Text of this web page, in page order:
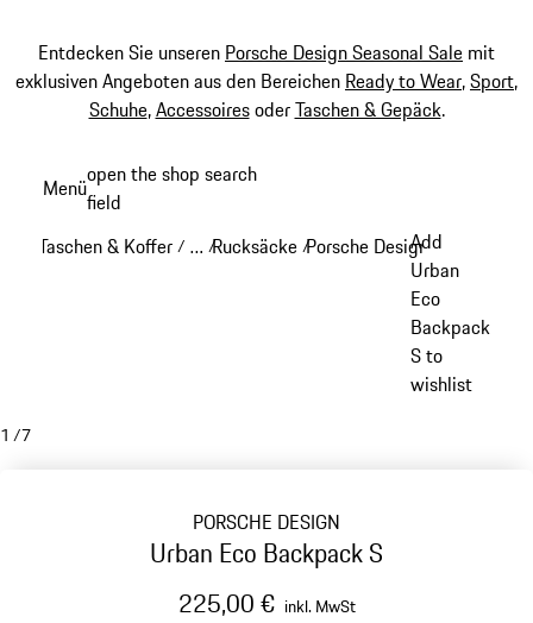
Entdecken Sie unseren Porsche Design Seasonal Sale mit
exklusiven Angeboten aus den Bereichen Ready to Wear,Sport,
Schuhe,AccessoiresoderTaschen & Gepäck.
Hauptinhalt
Menüopen the shop search
field
Taschen & Koffer / …
Reveal collapsed breadcrumb items
/Rucksäcke /Porsche Design Rucksäcke
Add
Urban
Eco
Backpack
S to
wishlist
1 /7
PORSCHE DESIGN
Urban Eco Backpack S
225,00 € inkl. MwSt